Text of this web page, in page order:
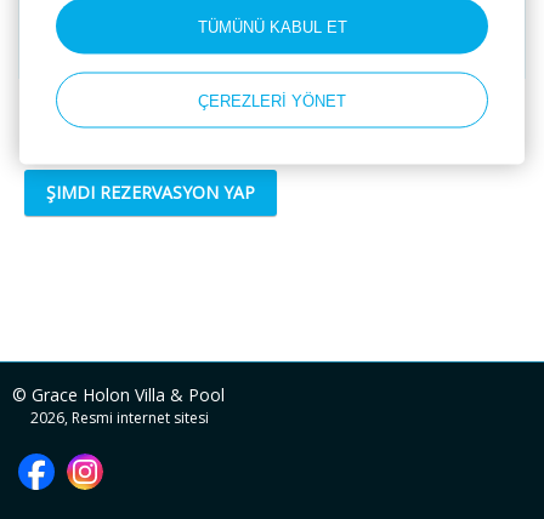
TÜMÜNÜ KABUL ET
ÇEREZLERİ YÖNET
Main
ŞIMDI REZERVASYON YAP
© Grace Holon Villa & Pool
2026, Resmi internet sitesi